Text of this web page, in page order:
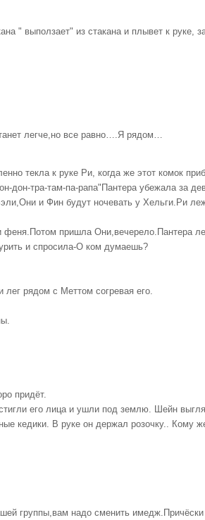
" выползает" из стакана и плывет к
легче,но все равно….Я рядом…
текла к руке Ри, когда же этот комок
дон-тра-там-па-рапа"Пантера убежала за
и Фин будут ночевать у Хельги.Ри
пришла Они,вечерело.Пантера
и спросила-О ком думаешь?
рядом с Меттом согревая его.
придёт.
его лица и ушли под землю. Шейн
кедики. В руке он держал розочку.. Кому
группы,вам надо сменить